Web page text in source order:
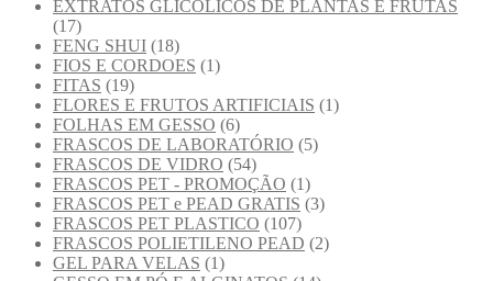
EXTRATOS GLICÓLICOS DE PLANTAS E FRUTAS
(17)
FENG SHUI (18)
FIOS E CORDOES (1)
FITAS (19)
FLORES E FRUTOS ARTIFICIAIS (1)
FOLHAS EM GESSO (6)
FRASCOS DE LABORATÓRIO (5)
FRASCOS DE VIDRO (54)
FRASCOS PET - PROMOÇÃO (1)
FRASCOS PET e PEAD GRATIS (3)
FRASCOS PET PLASTICO (107)
FRASCOS POLIETILENO PEAD (2)
GEL PARA VELAS (1)